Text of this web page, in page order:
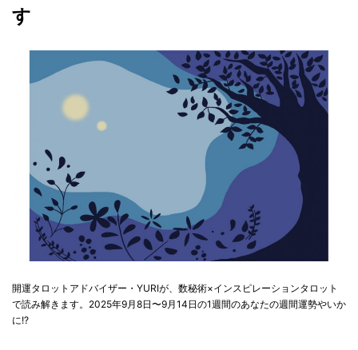
す
開運タロットアドバイザー・YURIが、数秘術×インスピレーションタロット
で読み解きます。2025年9月8日〜9月14日の1週間のあなたの週間運勢やいか
に!?